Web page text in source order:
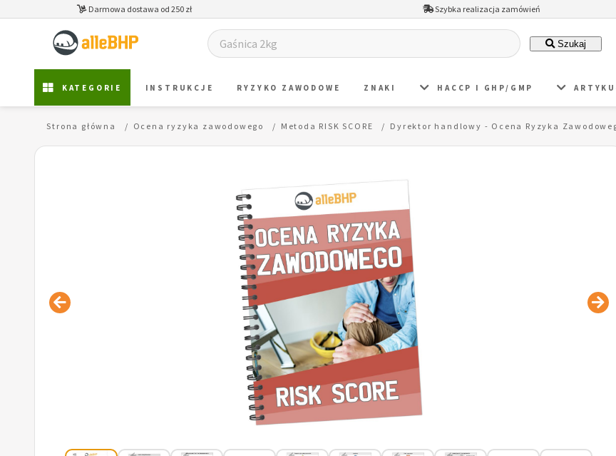
Darmowa dostawa od 250 zł Szybka realizacja zamówień
Szukaj
KATEGORIE INSTRUKCJE RYZYKO ZAWODOWE ZNAKI HACCP I GHP/GMP
Strona główna Ocena ryzyka zawodowego Metoda RISK SCORE Dyrektor handlowy - Ocena Ryzyka